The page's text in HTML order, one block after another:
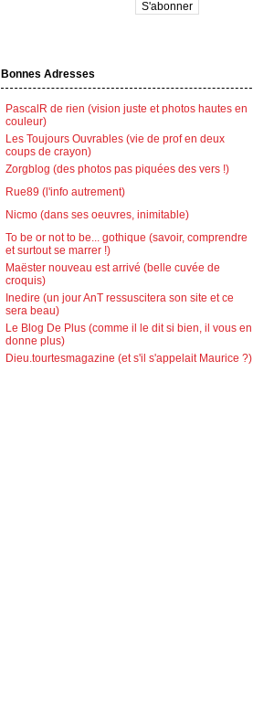
Bonnes Adresses
PascalR de rien (vision juste et photos hautes en
couleur)
Les Toujours Ouvrables (vie de prof en deux
coups de crayon)
Zorgblog (des photos pas piquées des vers !)
Rue89 (l'info autrement)
Nicmo (dans ses oeuvres, inimitable)
To be or not to be... gothique (savoir, comprendre
et surtout se marrer !)
Maëster nouveau est arrivé (belle cuvée de
croquis)
Inedire (un jour AnT ressuscitera son site et ce
sera beau)
Le Blog De Plus (comme il le dit si bien, il vous en
donne plus)
Dieu.tourtesmagazine (et s'il s'appelait Maurice ?)